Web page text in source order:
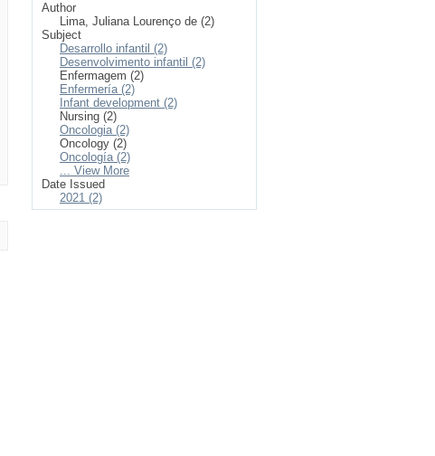
Author
Lima, Juliana Lourenço de (2)
Subject
Desarrollo infantil (2)
Desenvolvimento infantil (2)
Enfermagem (2)
Enfermería (2)
Infant development (2)
Nursing (2)
Oncologia (2)
Oncology (2)
Oncología (2)
... View More
Date Issued
2021 (2)